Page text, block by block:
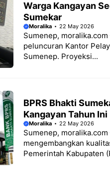
Warga Kangayan
Sumekar
Moralika 22 May 2026
Sumenep,
peluncuran Kantor
Sumenep. Proyeksi...
BPRS Bhakti
Kangayan Tahun Ini
Moralika 22 May 2026
Sumenep,
mengembangkan
Pemerintah Kabupaten